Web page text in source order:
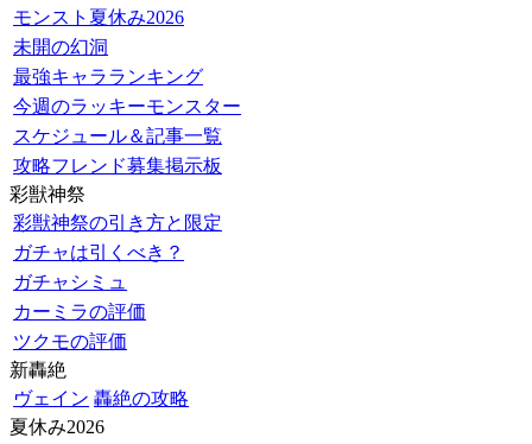
モンスト夏休み2026
未開の幻洞
最強キャラランキング
今週のラッキーモンスター
スケジュール＆記事一覧
攻略フレンド募集掲示板
彩獣神祭
彩獣神祭の引き方と限定
ガチャは引くべき？
ガチャシミュ
カーミラの評価
ツクモの評価
新轟絶
ヴェイン 轟絶の攻略
夏休み2026